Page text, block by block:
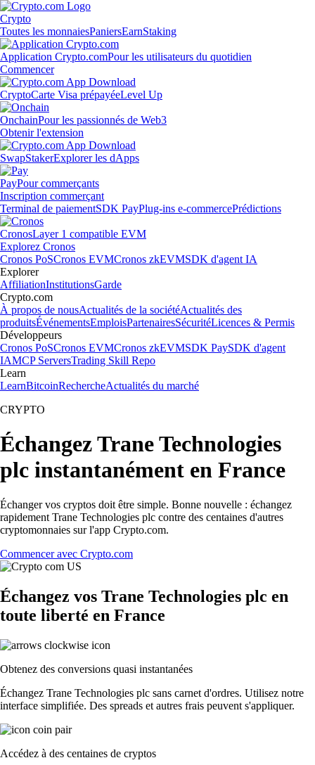
Crypto
Toutes les monnaiesPaniersEarnStaking
Application Crypto.comPour les utilisateurs du quotidien
Commencer
CryptoCarte Visa prépayéeLevel Up
OnchainPour les passionnés de Web3
Obtenir l'extension
SwapStakerExplorer les dApps
PayPour commerçants
Inscription commerçant
Terminal de paiementSDK PayPlug-ins e-commercePrédictions
CronosLayer 1 compatible EVM
Explorez Cronos
Cronos PoSCronos EVMCronos zkEVMSDK d'agent IA
Explorer
AffiliationInstitutionsGarde
Crypto.com
À propos de nousActualités de la sociétéActualités des
produitsÉvénementsEmploisPartenairesSécuritéLicences & Permis
Développeurs
Cronos PoSCronos EVMCronos zkEVMSDK PaySDK d'agent
IAMCP ServersTrading Skill Repo
Learn
LearnBitcoinRechercheActualités du marché
CRYPTO
Échangez Trane Technologies
plc instantanément en France
Échanger vos cryptos doit être simple. Bonne nouvelle : échangez
rapidement Trane Technologies plc contre des centaines d'autres
cryptomonnaies sur l'app Crypto.com.
Commencer avec Crypto.com
Échangez vos Trane Technologies plc en
toute liberté en France
Obtenez des conversions quasi instantanées
Échangez Trane Technologies plc sans carnet d'ordres. Utilisez notre
interface simplifiée. Des spreads et autres frais peuvent s'appliquer.
Accédez à des centaines de cryptos